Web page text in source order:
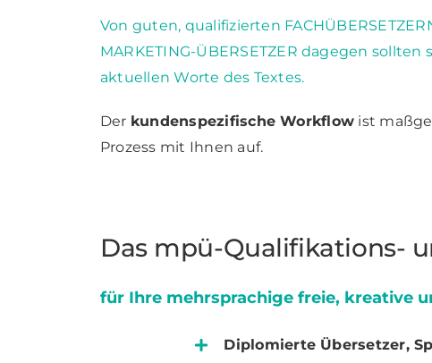
Von guten, qualifizierten
MARKETING-ÜBERSETZER dagegen sollten
aktuellen Worte des Textes.
Der kundenspezifische Workflow ist
Prozess mit Ihnen auf.
Das mpü-Qualifikations-
für Ihre mehrsprachige freie, kreative
Diplomierte Übersetzer,